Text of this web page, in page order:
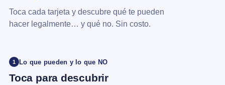
Toca cada tarjeta y descubre qué te pueden
hacer legalmente… y qué no. Sin costo.
1 Lo que pueden y lo que NO
Toca para descubrir